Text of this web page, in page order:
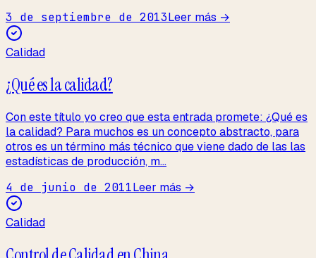
3 de septiembre de 2013Leer más →
Calidad
¿Qué es la calidad?
Con este título yo creo que esta entrada promete: ¿Qué es
la calidad? Para muchos es un concepto abstracto, para
otros es un término más técnico que viene dado de las las
estadísticas de producción, m...
4 de junio de 2011Leer más →
Calidad